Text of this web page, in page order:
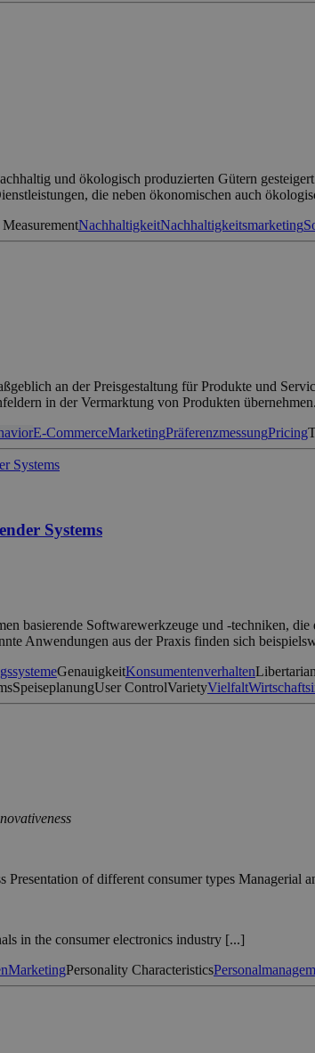
und ökologisch produzierten Gütern
die neben ökonomischen auch
NachhaltigkeitNachhaltigkeitsmarketing
an der Preisgestaltung für Produkte und
in der Vermarktung von Produkten
E-CommerceMarketingPräferenzmessungPricing
Systems
Softwarewerkzeuge und -techniken,
Anwendungen aus der Praxis finden sich
GenauigkeitKonsumentenverhalten
SpeiseplanungUser ControlVarietyVielfalt
of different consumer types Managerial
in the consumer electronics industry [...]
MarketingPersonality Characteristics